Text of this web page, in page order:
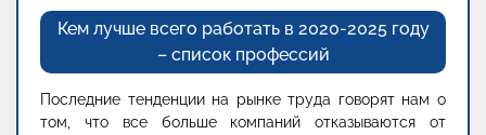
Кем лучше всего работать в 2020-2025 году
– список профессий
Последние тенденции на рынке труда говорят нам о
том, что все больше компаний отказываются от